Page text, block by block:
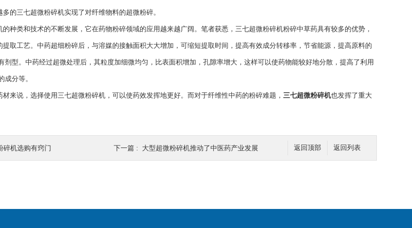
的三七超微粉碎机实现了对纤维物料的超微粉碎。
类和技术的不断发展，它在药物粉碎领域的应用越来越广阔。笔者获悉，三七超微粉碎机粉碎中草药具有较多的优势，
取工艺。中药超细粉碎后，与溶媒的接触面积大大增加，可缩短提取时间，提高有效成分转移率，节省能源，提高原料的
剂型。中药经过超微处理后，其粒度加细微均匀，比表面积增加，孔隙率增大，这样可以使药物能较好地分散，提高了利用
成分等。
说，选择使用三七超微粉碎机，可以使药效发挥地更好。而对于纤维性中药的粉碎难题， 三七超微粉碎机也发挥了重大
返回列表
返回顶部
碎机选购有窍门 下一篇 : 大型超微粉碎机推动了中医药产业发展